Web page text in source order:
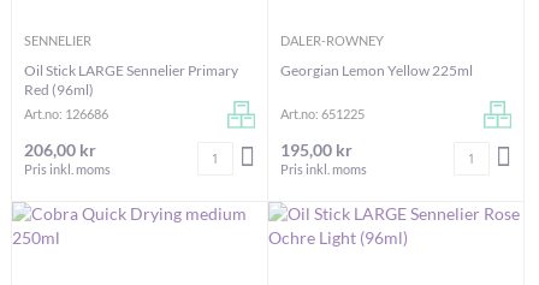
SENNELIER
Oil Stick LARGE Sennelier Primary
Red (96ml)
Art.no: 126686
206,00 kr
Pris inkl. moms
Antal LÄGG I VARUKORGEN
DALER-ROWNEY
Georgian Lemon Yellow 225ml
Art.no: 651225
195,00 kr
Pris inkl. moms
Antal